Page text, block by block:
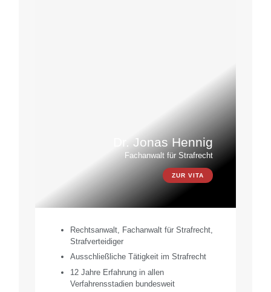
Dr. Jonas Hennig
Fachanwalt für Strafrecht
ZUR VITA
Rechtsanwalt, Fachanwalt für Strafrecht,
Strafverteidiger
Ausschließliche Tätigkeit im Strafrecht
12 Jahre Erfahrung in allen
Verfahrensstadien bundesweit